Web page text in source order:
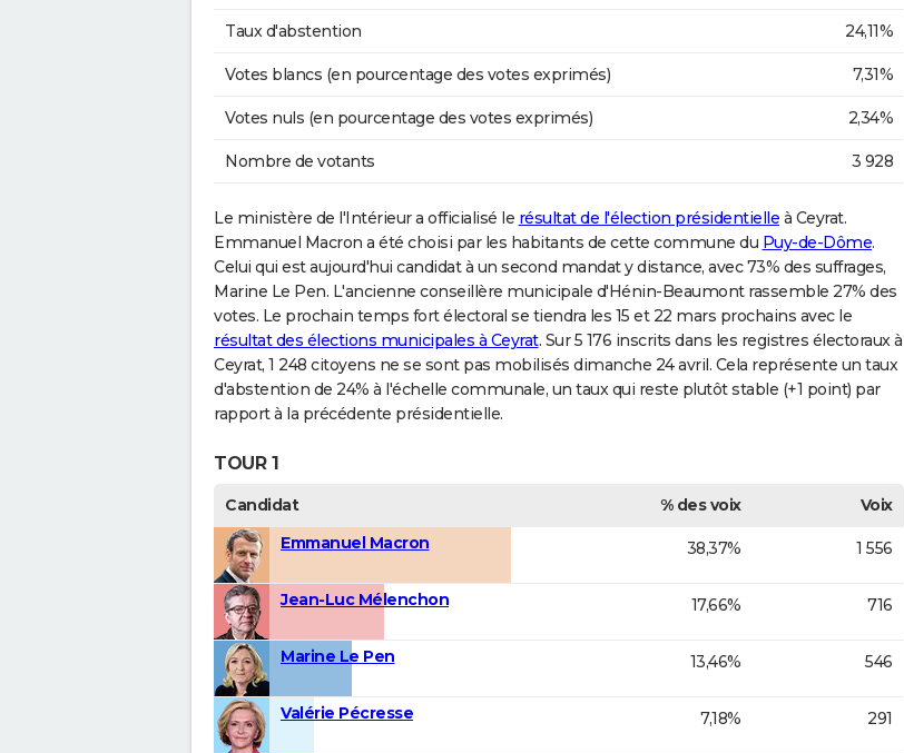
Taux d'abstention 24,11%
Votes blancs (en pourcentage des votes exprimés) 7,31%
Votes nuls (en pourcentage des votes exprimés) 2,34%
Nombre de votants 3 928
Le ministère de l'Intérieur a officialisé le résultat de l'élection présidentielle à Ceyrat.
Emmanuel Macron a été choisi par les habitants de cette commune du Puy-de-Dôme.
Celui qui est aujourd'hui candidat à un second mandat y distance, avec 73% des suffrages,
Marine Le Pen. L'ancienne conseillère municipale d'Hénin-Beaumont rassemble 27% des
votes. Le prochain temps fort électoral se tiendra les 15 et 22 mars prochains avec le
résultat des élections municipales à Ceyrat. Sur 5 176 inscrits dans les registres électoraux à
Ceyrat, 1 248 citoyens ne se sont pas mobilisés dimanche 24 avril. Cela représente un taux
d'abstention de 24% à l'échelle communale, un taux qui reste plutôt stable (+1 point) par
rapport à la précédente présidentielle.
TOUR 1
Candidat % des voix
Voix
Emmanuel Macron
38,37% 1 556
Jean-Luc Mélenchon 17,66% 716
Marine Le Pen 13,46% 546
Valérie Pécresse 7,18% 291